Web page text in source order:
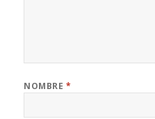
NOMBRE *